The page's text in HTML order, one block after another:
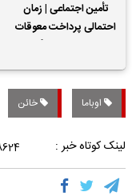
تأمین اجتماعی | زمان
احتمالی پرداخت معوقات
اوباما خائن
لینک کوتاه خبر :